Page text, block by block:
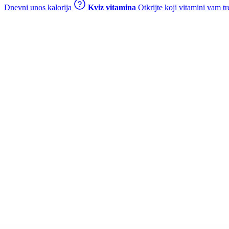
Dnevni unos kalorija
Kviz vitamina Otkrijte koji vitamini vam